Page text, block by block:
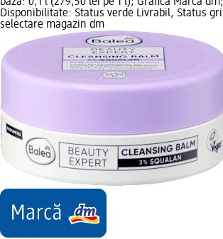
Disponibilitate: Status verde Livrabil, Status gri
selectare magazin dm